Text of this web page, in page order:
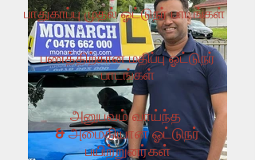
பாதுகாப்பு முதல் ஓட்டுநர் பாடங்கள்
பணத்திற்கான மதிப்பு ஓட்டுநர்
பாடங்கள்
அனுபவம் வாய்ந்த
& அமைதியான ஓட்டுநர்
பயிற்றுனர்கள்